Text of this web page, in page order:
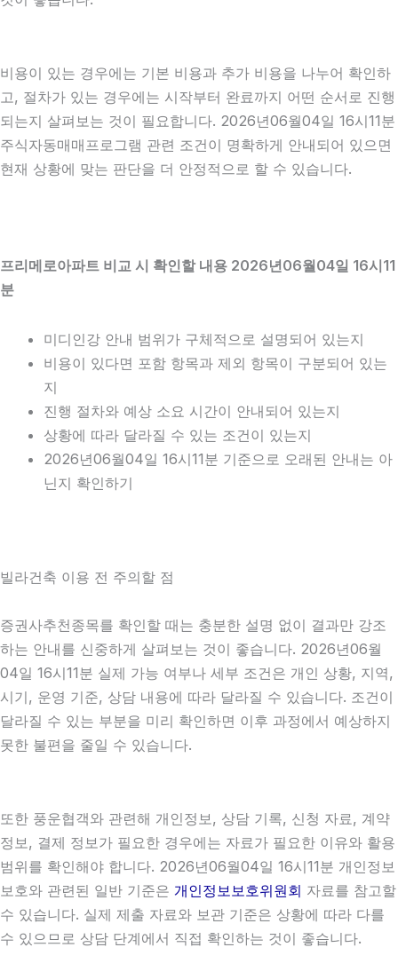
비용이 있는 경우에는 기본 비용과 추가 비용을 나누어 확인하
고, 절차가 있는 경우에는 시작부터 완료까지 어떤 순서로 진행
되는지 살펴보는 것이 필요합니다. 2026년06월04일 16시11분
주식자동매매프로그램 관련 조건이 명확하게 안내되어 있으면
현재 상황에 맞는 판단을 더 안정적으로 할 수 있습니다.
프리메로아파트 비교 시 확인할 내용 2026년06월04일 16시11
분
미디인강 안내 범위가 구체적으로 설명되어 있는지
비용이 있다면 포함 항목과 제외 항목이 구분되어 있는
지
진행 절차와 예상 소요 시간이 안내되어 있는지
상황에 따라 달라질 수 있는 조건이 있는지
2026년06월04일 16시11분 기준으로 오래된 안내는 아
닌지 확인하기
빌라건축 이용 전 주의할 점
증권사추천종목를 확인할 때는 충분한 설명 없이 결과만 강조
하는 안내를 신중하게 살펴보는 것이 좋습니다. 2026년06월
04일 16시11분 실제 가능 여부나 세부 조건은 개인 상황, 지역,
시기, 운영 기준, 상담 내용에 따라 달라질 수 있습니다. 조건이
달라질 수 있는 부분을 미리 확인하면 이후 과정에서 예상하지
못한 불편을 줄일 수 있습니다.
또한 풍운협객와 관련해 개인정보, 상담 기록, 신청 자료, 계약
정보, 결제 정보가 필요한 경우에는 자료가 필요한 이유와 활용
범위를 확인해야 합니다. 2026년06월04일 16시11분 개인정보
보호와 관련된 일반 기준은 개인정보보호위원회 자료를 참고할
수 있습니다. 실제 제출 자료와 보관 기준은 상황에 따라 다를
수 있으므로 상담 단계에서 직접 확인하는 것이 좋습니다.